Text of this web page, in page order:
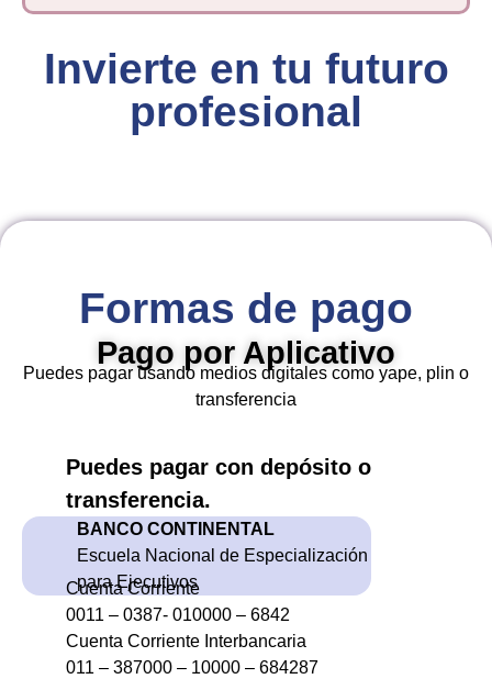
Invierte en tu futuro
profesional
Formas de pago
Pago por Aplicativo
Puedes pagar usando medios digitales como yape, plin o
transferencia
Puedes pagar con depósito o
transferencia.
BANCO CONTINENTAL
Escuela Nacional de Especialización
para Ejecutivos
Cuenta Corriente
0011 – 0387- 010000 – 6842
Cuenta Corriente Interbancaria
011 – 387000 – 10000 – 684287